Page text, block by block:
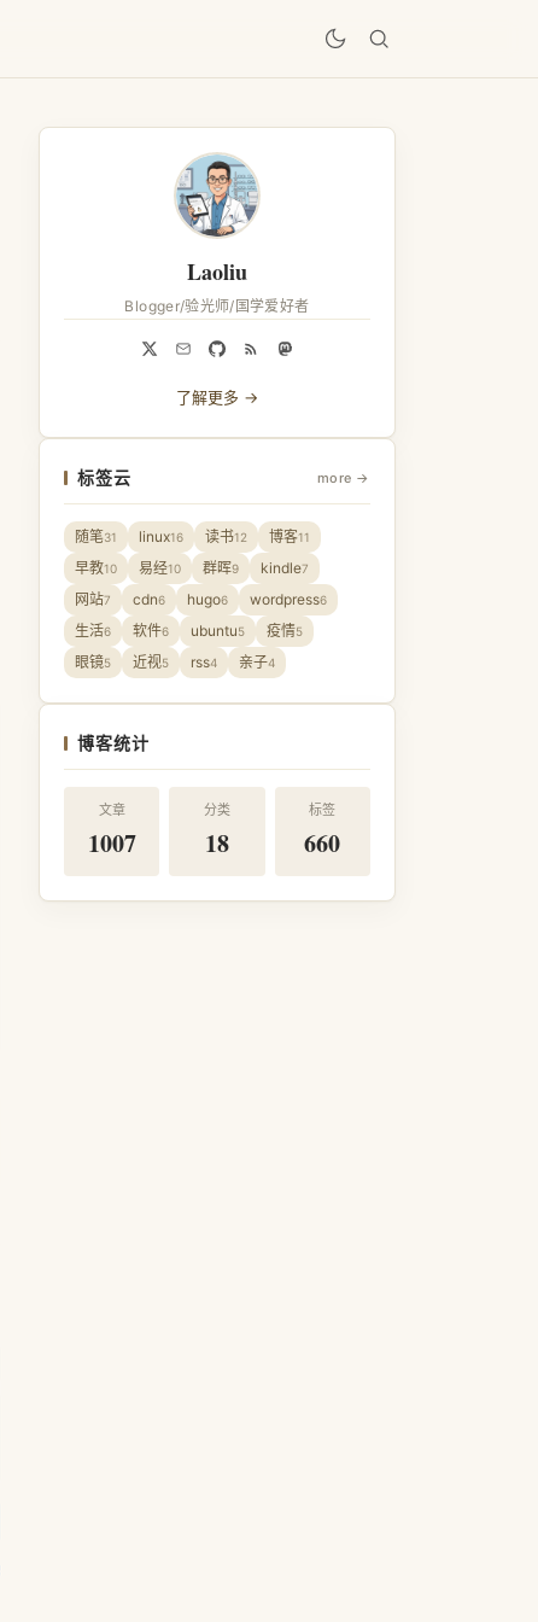
Laoliu
Blogger/验光师/国学爱好者
了解更多 →
标签云 more →
随笔31 linux16 读书12 博客11
早教10 易经10 群晖9 kindle7
网站7 cdn6 hugo6 wordpress6
生活6 软件6 ubuntu5 疫情5
眼镜5 近视5 rss4 亲子4
博客统计
文章
1007
分类
18
标签
660